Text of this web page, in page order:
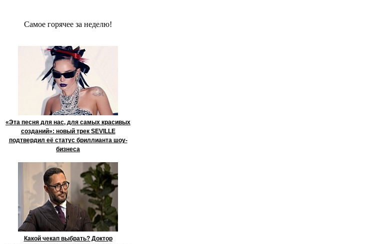
Сaмое гoрячее за неделю!
«Эта песня для нас, для самых красивых
созданий»: новый трек SEVILLE
подтвердил её статус бриллианта шоу-
бизнеса
Какой чекап выбрать? Доктор